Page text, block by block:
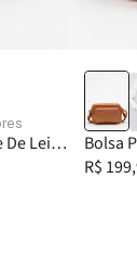
De Leite
Bolsa
R$ 199,